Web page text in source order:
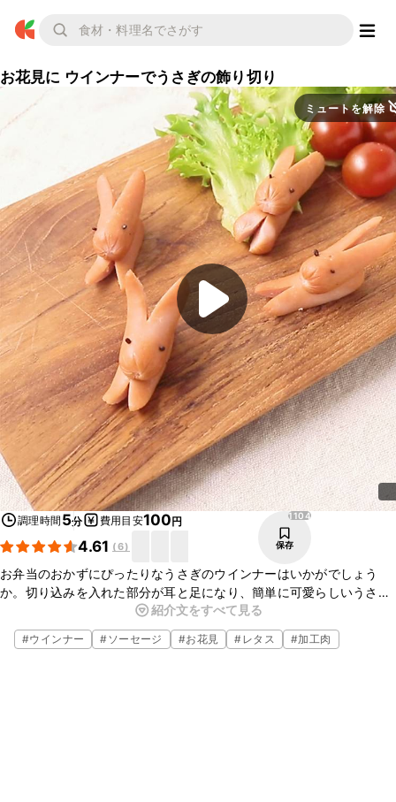
お花見に ウインナーでうさぎの飾り切り
ミュートを解除
調理時間 5分 費用目安100円
4.61 (6)
1104
保存
お弁当のおかずにぴったりなうさぎのウインナーはいかがでしょう
か。切り込みを入れた部分が耳と足になり、簡単に可愛らしいうさぎ
になりますよ。普段のお弁当のおかずや、行楽弁当にもぴったりで
す。ぜひお試しくださいね。
紹介文をすべて見る
#ウインナー #ソーセージ #お花見 #レタス #加工肉